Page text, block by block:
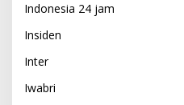
Indonesia 24 jam
Insiden
Inter
Iwabri